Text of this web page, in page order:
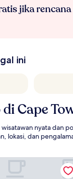
jika rencana
ini
Cape
nyata dan
lokasi, dan